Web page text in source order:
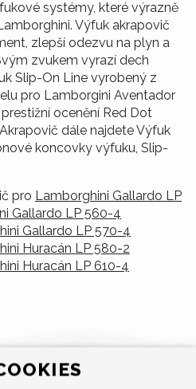
systémy, které výrazně
Výfuk akrapovič
zlepší odezvu na plyn a
zvukem vyrazí dech
Slip-On Line vyrobený z
pro Lamborgini Aventador
ocenění Red Dot
dále najdete Výfuk
koncovky výfuku, Slip-
pro Lamborghini Gallardo LP
Gallardo LP 560-4
Gallardo LP 570-4
Huracán LP 580-2
Huracán LP 610-4